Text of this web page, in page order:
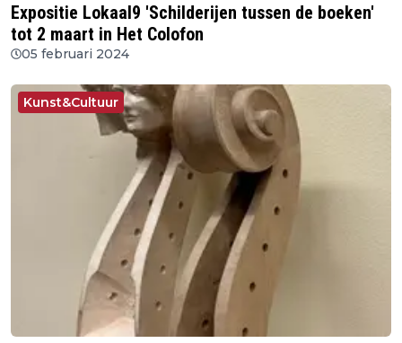
Expositie Lokaal9 'Schilderijen tussen de boeken'
tot 2 maart in Het Colofon
05 februari 2024
Kunst&Cultuur